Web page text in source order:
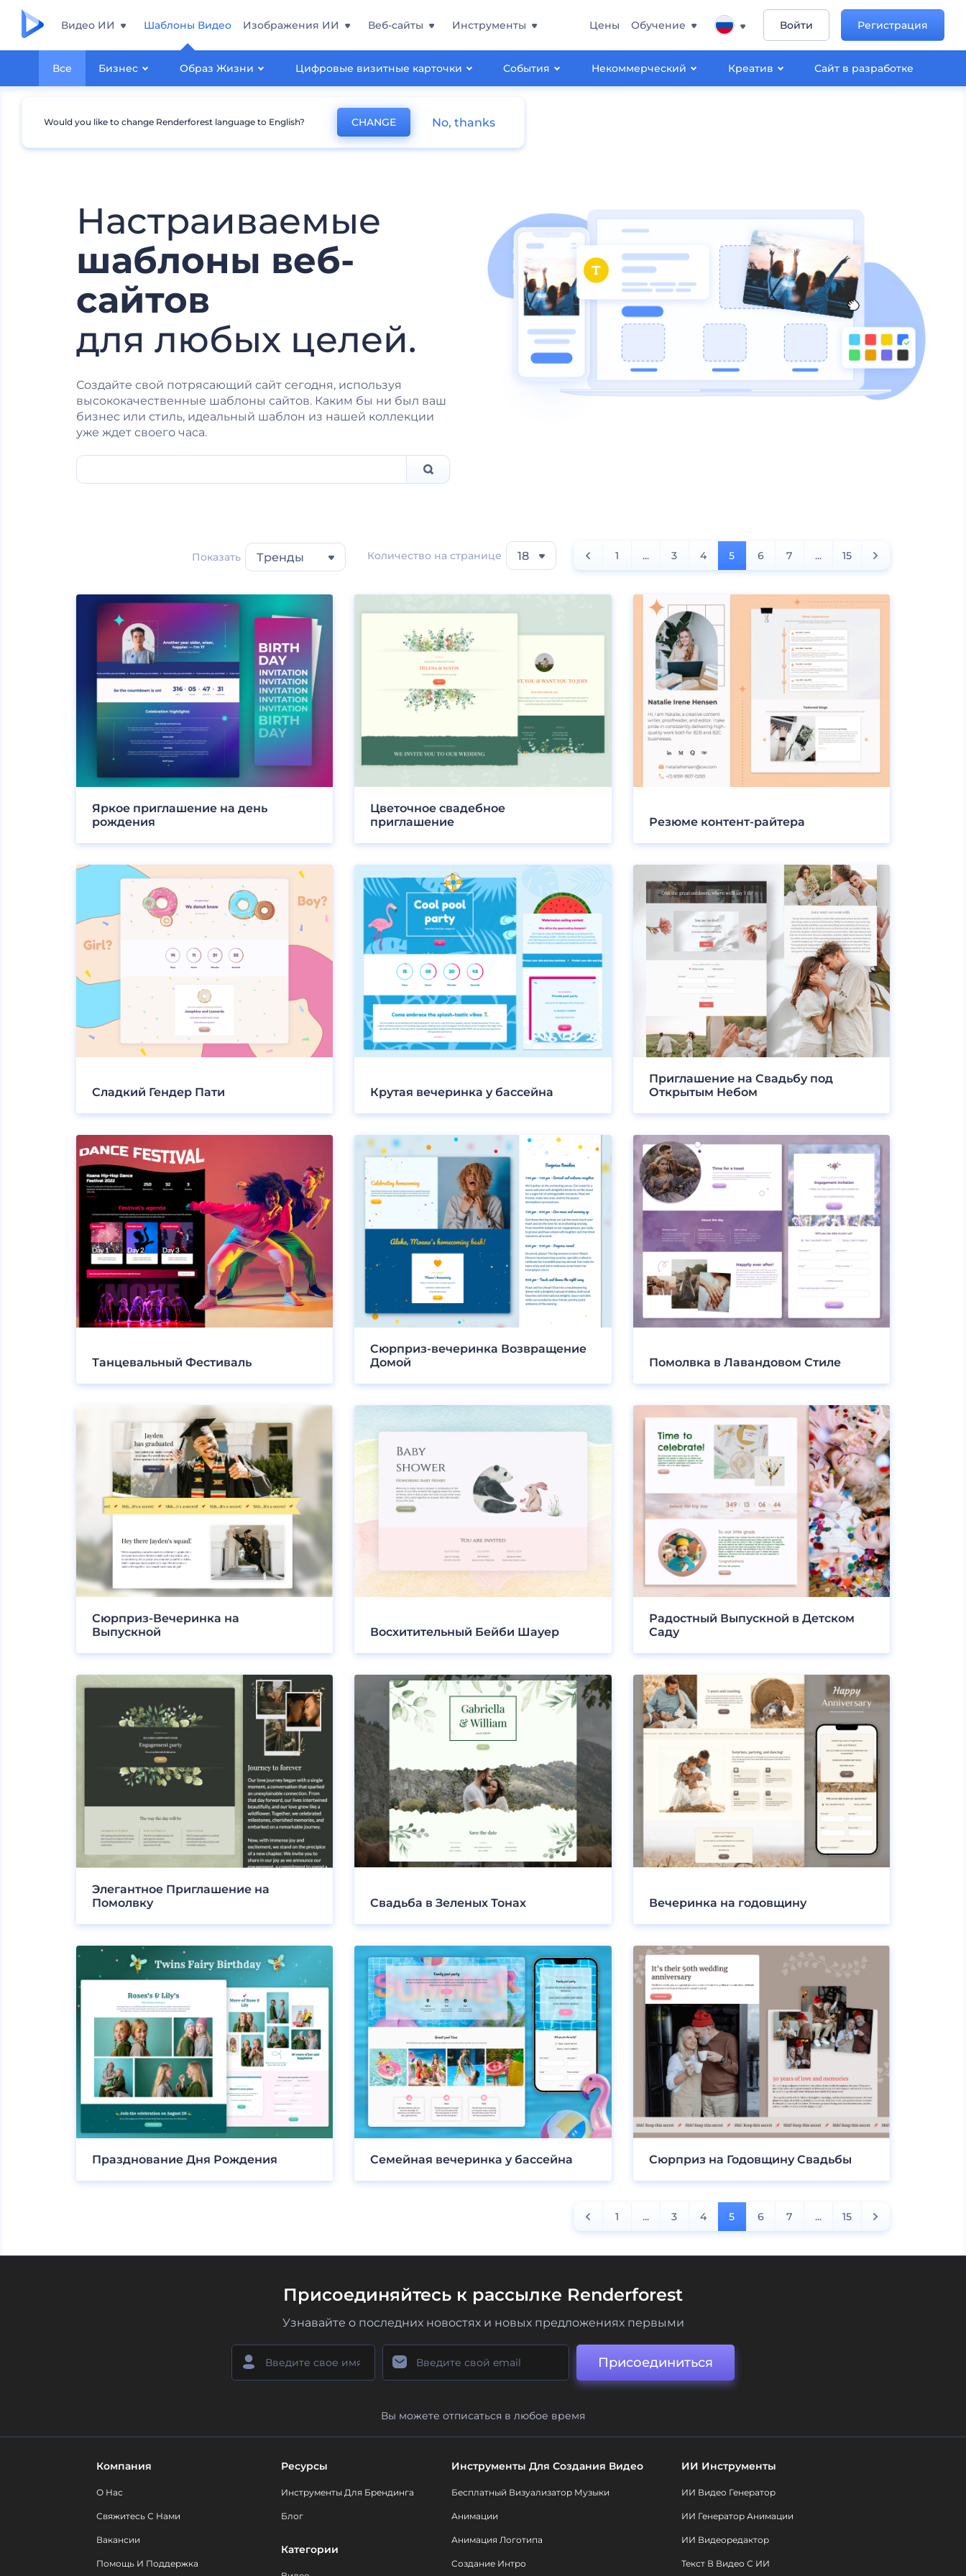
Видео ИИ Шаблоны Видео
Все Бизнес Образ Жизни Цифровые визитные карточки События Некоммерческий Креатив Сайт в разработке
Изображения ИИ Веб-сайты Инструменты Цены Обучение Войти Регистрация
Настраиваемые
шаблоны веб-
сайтов
для любых целей.
Создайте свой потрясающий сайт сегодня, используя
высококачественные шаблоны сайтов. Каким бы ни был ваш
бизнес или стиль, идеальный шаблон из нашей коллекции
уже ждет своего часа.
Показать Тренды Количество на странице 18 1 ... 3 4 5 6 7 ... 15
Яркое приглашение на день
рождения
Цветочное свадебное
приглашение
Резюме контент-райтера
Сладкий Гендер Пати Крутая вечеринка у бассейна
Приглашение на Свадьбу под
Открытым Небом
Танцевальный Фестиваль
Сюрприз-вечеринка Возвращение
Домой
Помолвка в Лавандовом Стиле
Сюрприз-Вечеринка на
Выпускной
Восхитительный Бейби Шауер
Радостный Выпускной в Детском
Саду
Элегантное Приглашение на
Помолвку
Свадьба в Зеленых Тонах Вечеринка на годовщину
Празднование Дня Рождения Семейная вечеринка у бассейна Сюрприз на Годовщину Свадьбы
1 ... 3 4 5 6 7 ... 15
Присоединяйтесь к рассылке Renderforest
Узнавайте о последних новостях и новых предложениях первыми
Присоединиться
Вы можете отписаться в любое время
Компания
О Нас
Свяжитесь С Нами
Вакансии
Помощь И Поддержка
Ресурсы
Инструменты Для Брендинга
Блог
Категории
Инструменты Для Создания Видео
Бесплатный Визуализатор Музыки
Анимации
Анимация Логотипа
Создание Интро
ИИ Инструменты
ИИ Видео Генератор
ИИ Генератор Анимации
ИИ Видеоредактор
Текст В Видео С ИИ
Would you like to change Renderforest language to English? CHANGE No, thanks